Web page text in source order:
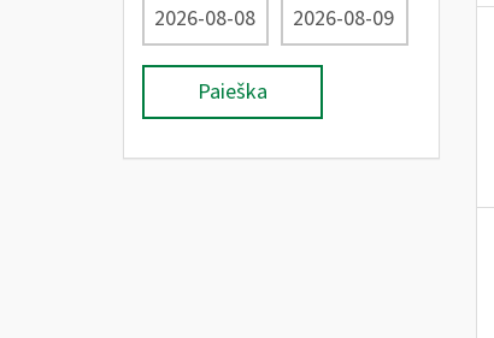
Paieška